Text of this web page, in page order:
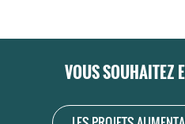
VOUS SOUHAITEZ